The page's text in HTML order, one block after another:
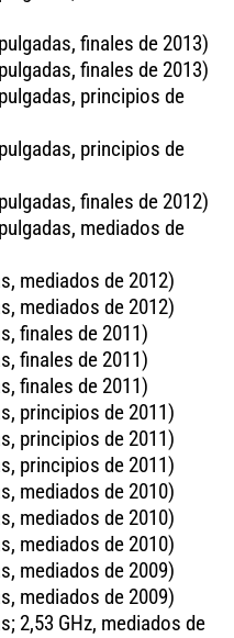
finales de 2013)
finales de 2013)
principios de
principios de
finales de 2012)
mediados de
mediados de 2012)
mediados de 2012)
finales de 2011)
finales de 2011)
finales de 2011)
principios de 2011)
principios de 2011)
principios de 2011)
mediados de 2010)
mediados de 2010)
mediados de 2010)
mediados de 2009)
mediados de 2009)
2,53 GHz, mediados de